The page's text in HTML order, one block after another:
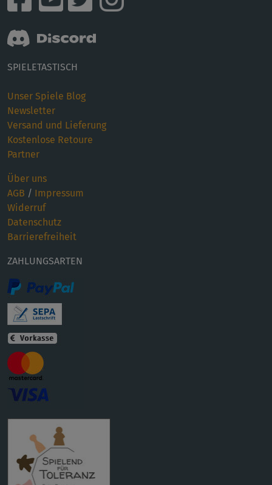
SPIELETASTISCH
Unser Spiele Blog
Newsletter
Versand und Lieferung
Kostenlose Retoure
Partner
Über uns
AGB / Impressum
Widerruf
Datenschutz
Barrierefreiheit
ZAHLUNGSARTEN